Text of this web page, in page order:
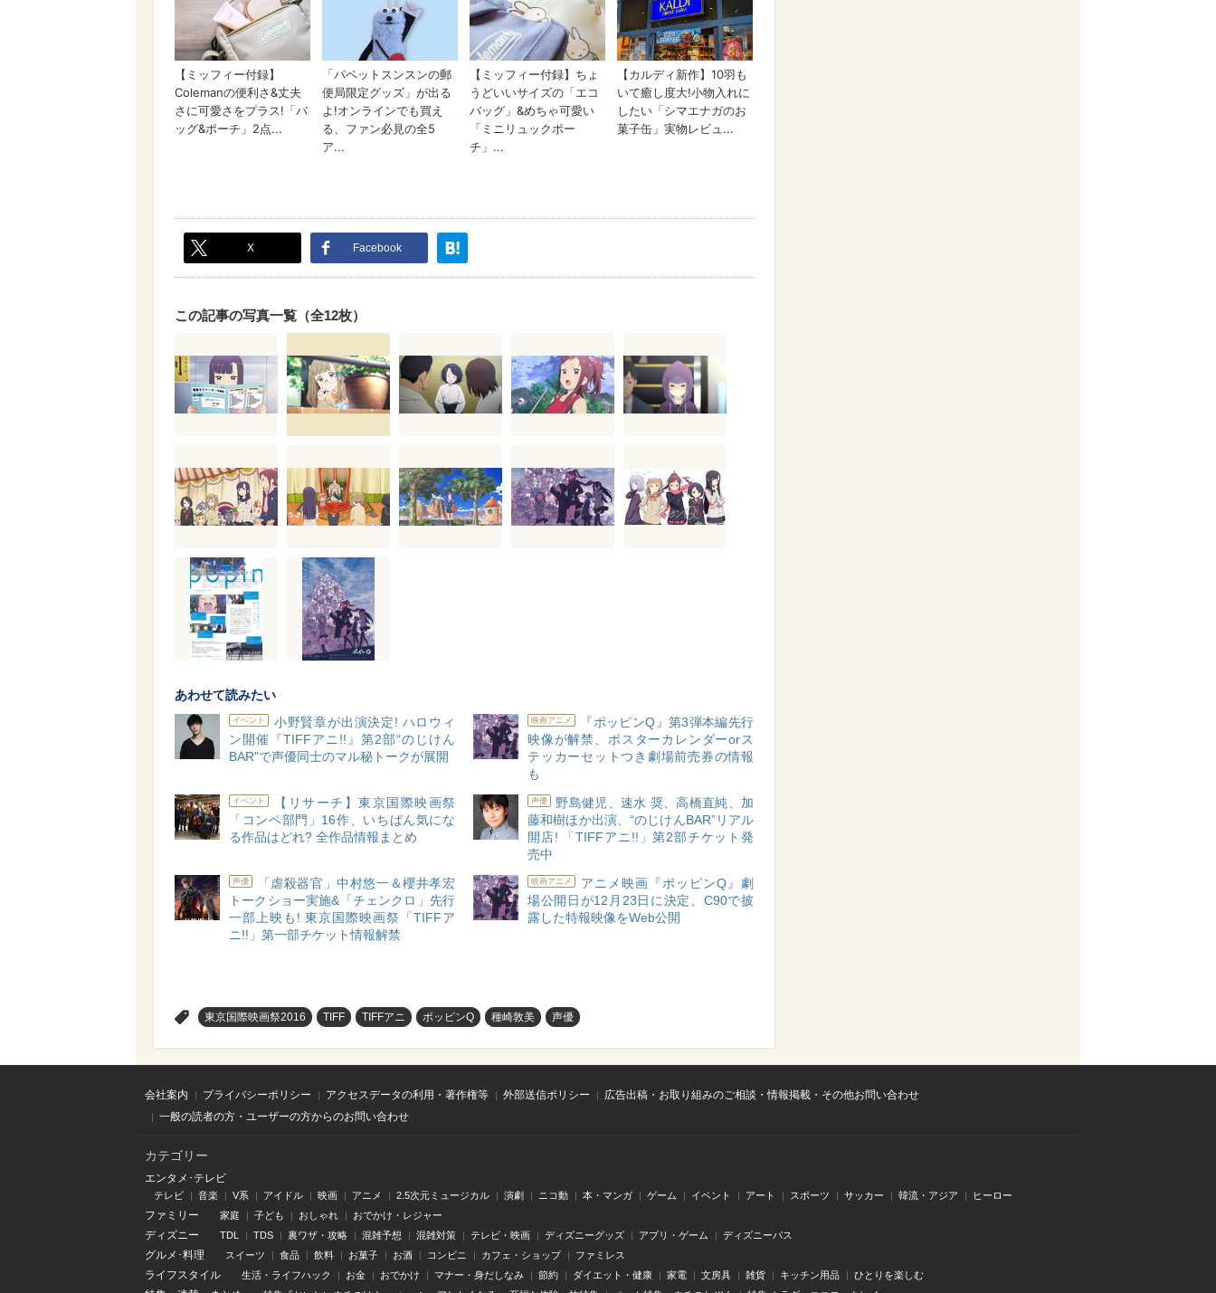
X Facebook
この記事の写真一覧（全12枚）
あわせて読みたい
イベント
小野賢章が出演決定! ハロウィ
ン開催『TIFFアニ!!』第2部“のじけん
BAR”で声優同士のマル秘トークが展開
映画アニメ
『ポッピンQ』第3弾本編先行
映像が解禁、ポスターカレンダーorス
テッカーセットつき劇場前売券の情報
も
イベント
【リサーチ】東京国際映画祭
「コンペ部門」16作、いちばん気にな
る作品はどれ? 全作品情報まとめ
声優
野島健児、速水 奨、高橋直純、加
藤和樹ほか出演、“のじけんBAR”リアル
開店! 「TIFFアニ!!」第2部チケット発
売中
声優
「虐殺器官」中村悠一＆櫻井孝宏
トークショー実施&「チェンクロ」先行
一部上映も! 東京国際映画祭「TIFFア
ニ!!」第一部チケット情報解禁
映画アニメ
アニメ映画『ポッピンQ』劇
場公開日が12月23日に決定、C90で披
露した特報映像をWeb公開
東京国際映画祭2016 TIFF TIFFアニ ポッピンQ 種崎敦美 声優
会社案内 プライバシーポリシー アクセスデータの利用・著作権等 外部送信ポリシー
広告出稿・お取り組みのご相談・情報掲載・その他お問い合わせ
一般の読者の方・ユーザーの方からのお問い合わせ
カテゴリー
エンタメ･テレビ
テレビ 音楽 V系 アイドル 映画 アニメ 2.5次元ミュージカル 演劇 ニコ動 本・マンガ ゲーム イベント アート スポーツ サッカー 韓流・アジア ヒーロー
ファミリー 家庭 子ども おしゃれ おでかけ・レジャー
ディズニー TDL TDS 裏ワザ・攻略 混雑予想 混雑対策 テレビ・映画 ディズニーグッズ アプリ・ゲーム ディズニーパス
グルメ･料理 スイーツ 食品 飲料 お菓子 お酒 コンビニ カフェ・ショップ ファミレス
ライフスタイル 生活・ライフハック お金 おでかけ マナー・身だしなみ 節約 ダイエット・健康 家電 文房具 雑貨 キッチン用品 ひとりを楽しむ